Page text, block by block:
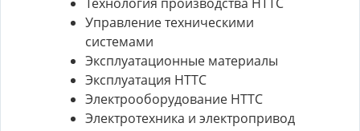
Управление техническими
системами
Эксплуатационные материалы
Эксплуатация НТТС
Электрооборудование НТТС
Электротехника и электропривод